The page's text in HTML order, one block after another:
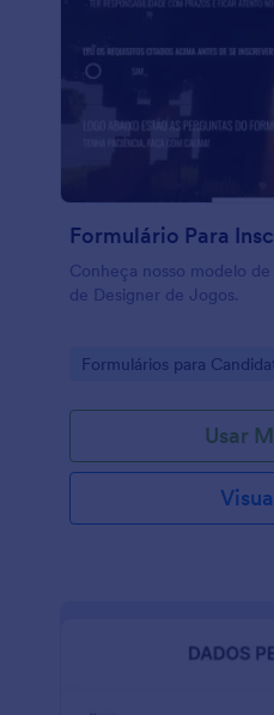
Conheça nosso modelo
de Designer de Jogos.
Go to Category:
Formulários para
Usar